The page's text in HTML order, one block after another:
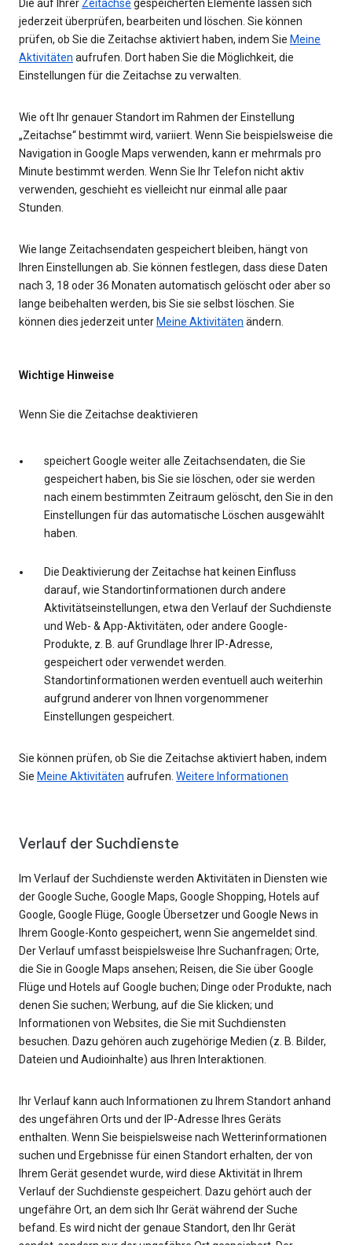
Die auf Ihrer Zeitachse gespeicherten Elemente lassen sich
jederzeit überprüfen, bearbeiten und löschen. Sie können
prüfen, ob Sie die Zeitachse aktiviert haben, indem Sie Meine
Aktivitäten aufrufen. Dort haben Sie die Möglichkeit, die
Einstellungen für die Zeitachse zu verwalten.
Wie oft Ihr genauer Standort im Rahmen der Einstellung
„Zeitachse“ bestimmt wird, variiert. Wenn Sie beispielsweise die
Navigation in Google Maps verwenden, kann er mehrmals pro
Minute bestimmt werden. Wenn Sie Ihr Telefon nicht aktiv
verwenden, geschieht es vielleicht nur einmal alle paar
Stunden.
Wie lange Zeitachsendaten gespeichert bleiben, hängt von
Ihren Einstellungen ab. Sie können festlegen, dass diese Daten
nach 3, 18 oder 36 Monaten automatisch gelöscht oder aber so
lange beibehalten werden, bis Sie sie selbst löschen. Sie
können dies jederzeit unter Meine Aktivitäten ändern.
Wichtige Hinweise
Wenn Sie die Zeitachse deaktivieren
speichert Google weiter alle Zeitachsendaten, die Sie
gespeichert haben, bis Sie sie löschen, oder sie werden
nach einem bestimmten Zeitraum gelöscht, den Sie in den
Einstellungen für das automatische Löschen ausgewählt
haben.
Die Deaktivierung der Zeitachse hat keinen Einfluss
darauf, wie Standortinformationen durch andere
Aktivitätseinstellungen, etwa den Verlauf der Suchdienste
und Web- & App-Aktivitäten, oder andere Google-
Produkte, z. B. auf Grundlage Ihrer IP-Adresse,
gespeichert oder verwendet werden.
Standortinformationen werden eventuell auch weiterhin
aufgrund anderer von Ihnen vorgenommener
Einstellungen gespeichert.
Sie können prüfen, ob Sie die Zeitachse aktiviert haben, indem
Sie Meine Aktivitäten aufrufen. Weitere Informationen
Verlauf der Suchdienste
Im Verlauf der Suchdienste werden Aktivitäten in Diensten wie
der Google Suche, Google Maps, Google Shopping, Hotels auf
Google, Google Flüge, Google Übersetzer und Google News in
Ihrem Google-Konto gespeichert, wenn Sie angemeldet sind.
Der Verlauf umfasst beispielsweise Ihre Suchanfragen; Orte,
die Sie in Google Maps ansehen; Reisen, die Sie über Google
Flüge und Hotels auf Google buchen; Dinge oder Produkte, nach
denen Sie suchen; Werbung, auf die Sie klicken; und
Informationen von Websites, die Sie mit Suchdiensten
besuchen. Dazu gehören auch zugehörige Medien (z. B. Bilder,
Dateien und Audioinhalte) aus Ihren Interaktionen.
Ihr Verlauf kann auch Informationen zu Ihrem Standort anhand
des ungefähren Orts und der IP-Adresse Ihres Geräts
enthalten. Wenn Sie beispielsweise nach Wetterinformationen
suchen und Ergebnisse für einen Standort erhalten, der von
Ihrem Gerät gesendet wurde, wird diese Aktivität in Ihrem
Verlauf der Suchdienste gespeichert. Dazu gehört auch der
ungefähre Ort, an dem sich Ihr Gerät während der Suche
befand. Es wird nicht der genaue Standort, den Ihr Gerät